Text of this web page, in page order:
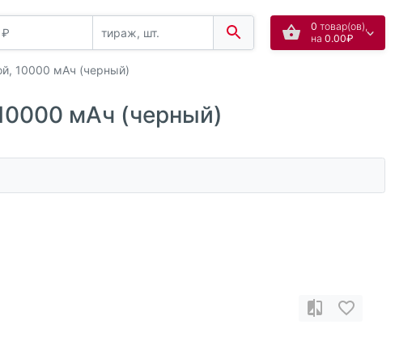
0 товар(ов),
на 0.00₽
10000 мАч (черный)
мАч (черный)